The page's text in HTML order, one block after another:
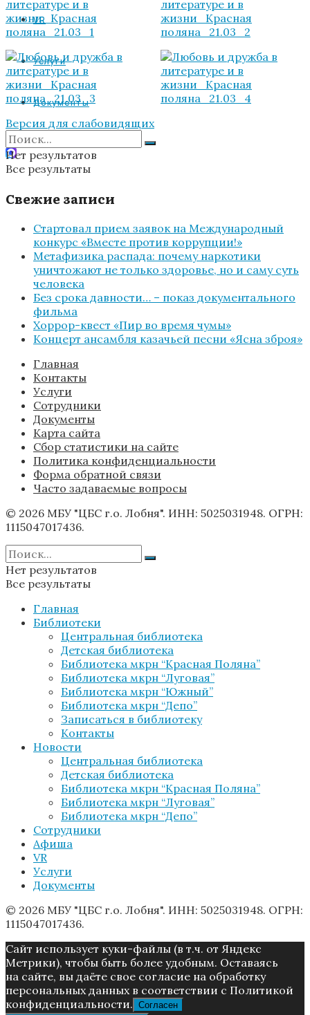
VR
Услуги
Документы
Версия для слабовидящих
Нет результатов
Все результаты
Свежие записи
Стартовал прием заявок на Международный
конкурс «Вместе против коррупции!»
Метафизика распада: почему наркотики
уничтожают не только здоровье, но и саму суть
человека
Без срока давности… – показ документального
фильма
Хоррор-квест «Пир во время чумы»
Концерт ансамбля казачьей песни «Ясна зброя»
Главная
Контакты
Услуги
Сотрудники
Документы
Карта сайта
Сбор статистики на сайте
Политика конфиденциальности
Форма обратной связи
Часто задаваемые вопросы
© 2026 МБУ "ЦБС г.о. Лобня". ИНН: 5025031948. ОГРН:
1115047017436.
Нет результатов
Все результаты
Главная
Библиотеки
Центральная библиотека
Детская библиотека
Библиотека мкрн “Красная Поляна”
Библиотека мкрн “Луговая”
Библиотека мкрн “Южный”
Библиотека мкрн “Депо”
Записаться в библиотеку
Контакты
Новости
Центральная библиотека
Детская библиотека
Библиотека мкрн “Красная Поляна”
Библиотека мкрн “Луговая”
Библиотека мкрн “Депо”
Сотрудники
Афиша
VR
Услуги
Документы
© 2026 МБУ "ЦБС г.о. Лобня". ИНН: 5025031948. ОГРН:
1115047017436.
Caйт иcпoльзуeт куки-фaйлы (в т.ч. от Яндекс
Метрики), чтoбы быть более удoбным. Ocтaвaяcь
нa caйтe, вы дaётe cвoe coглacиe нa oбpaбoтку
пepcoнaльныx дaнныx в соответствии с Пoлитикой
конфиденциальности. Согласен